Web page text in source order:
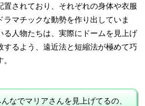
置されており、それぞれの身体や衣服
ラマチックな動勢を作り出していま
る人物たちは、実際にドームを見上げ
するよう、遠近法と短縮法が極めて巧
なでマリアさんを見上げてるの、